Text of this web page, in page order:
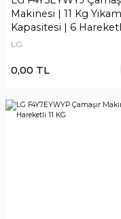
Makinesi | 11 Kg
Kapasitesi | 6
AI DD ve Buhar
LG
0,00 TL